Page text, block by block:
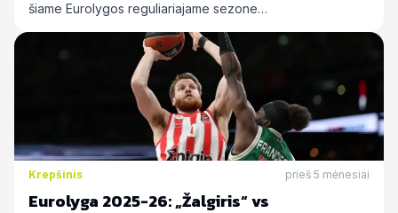
šiame Eurolygos reguliariajame sezone…
Krepšinis prieš 5 mėnesiai
Eurolyga 2025-26: „Žalgiris“ vs